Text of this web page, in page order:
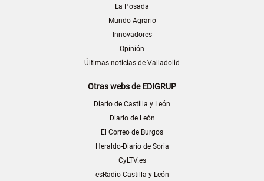
La Posada
Mundo Agrario
Innovadores
Opinión
Últimas noticias de Valladolid
Otras webs de EDIGRUP
Diario de Castilla y León
Diario de León
El Correo de Burgos
Heraldo-Diario de Soria
CyLTV.es
esRadio Castilla y León